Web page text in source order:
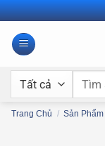
Bỏ
qua
nội
Tìm
Trang Chủ / Sản Phẩm